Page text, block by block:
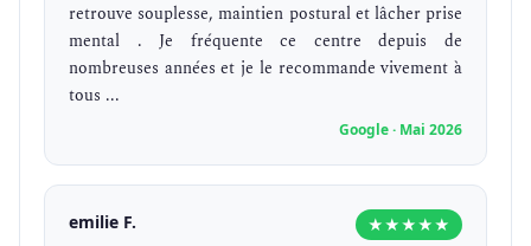
retrouve souplesse, maintien postural et lâcher prise
mental . Je fréquente ce centre depuis de
nombreuses années et je le recommande vivement à
tous ...
Google · Mai 2026
emilie F. ★★★★★